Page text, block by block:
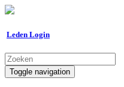
Leden Login
Toggle navigation